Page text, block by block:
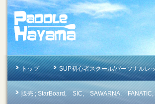
トップ SUP初心者スクール/パーソナルレ
販売 ; StarBoard, SIC, SAWARNA,